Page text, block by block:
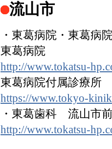
流山市
・東葛病院・東葛病
東葛病院
http://www.tokatsu-
東葛病院付属診療所
https://www.tokyo-
・東葛歯科 流山市
http://www.tokatsu-